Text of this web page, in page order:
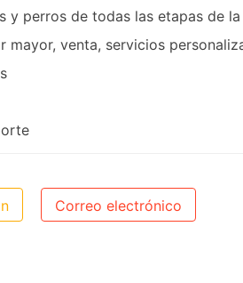
y perros de todas las etapas de
mayor, venta, servicios
Correo electrónico